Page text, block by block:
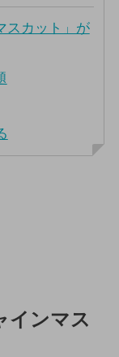
スカット」が
インマス